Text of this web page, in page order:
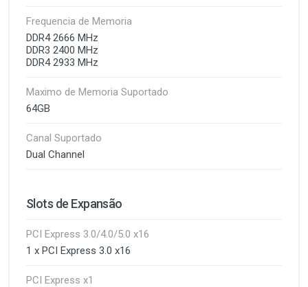
Frequencia de Memoria
DDR4 2666 MHz
DDR3 2400 MHz
DDR4 2933 MHz
Maximo de Memoria Suportado
64GB
Canal Suportado
Dual Channel
Slots de Expansão
PCI Express 3.0/4.0/5.0 x16
1 x PCI Express 3.0 x16
PCI Express x1